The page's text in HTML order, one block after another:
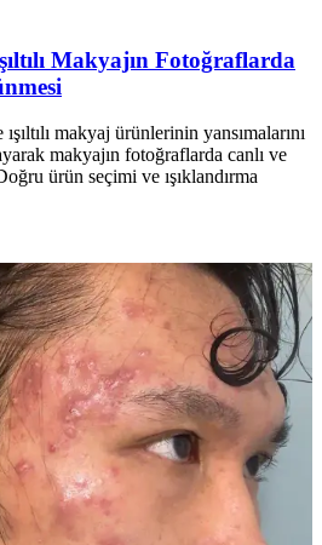
Makyajın Fotoğraflarda
makyaj ürünlerinin yansımalarını
makyajın fotoğraflarda canlı ve
ürün seçimi ve ışıklandırma